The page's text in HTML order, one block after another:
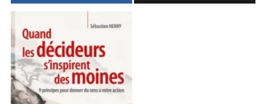
s’inspirent
moines:
9
principes
pour
donner